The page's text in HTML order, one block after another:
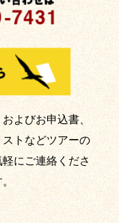
よびお申込書、
トなどツアーの
にご連絡くださ